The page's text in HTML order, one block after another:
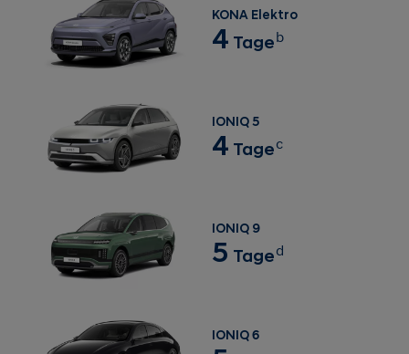
Genau wie die Kraftstoffeffizienz eines